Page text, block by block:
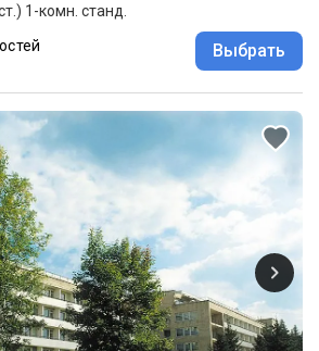
1-комн. станд.
Выбрать